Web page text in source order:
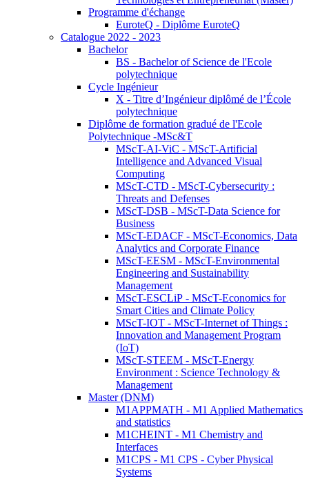
Programme d'échange
EuroteQ - Diplôme EuroteQ
Catalogue 2022 - 2023
Bachelor
BS - Bachelor of Science de l'Ecole
polytechnique
Cycle Ingénieur
X - Titre d’Ingénieur diplômé de l’École
polytechnique
Diplôme de formation gradué de l'Ecole
Polytechnique -MSc&T
MScT-AI-ViC - MScT-Artificial
Intelligence and Advanced Visual
Computing
MScT-CTD - MScT-Cybersecurity :
Threats and Defenses
MScT-DSB - MScT-Data Science for
Business
MScT-EDACF - MScT-Economics, Data
Analytics and Corporate Finance
MScT-EESM - MScT-Environmental
Engineering and Sustainability
Management
MScT-ESCLiP - MScT-Economics for
Smart Cities and Climate Policy
MScT-IOT - MScT-Internet of Things :
Innovation and Management Program
(IoT)
MScT-STEEM - MScT-Energy
Environment : Science Technology &
Management
Master (DNM)
M1APPMATH - M1 Applied Mathematics
and statistics
M1CHEINT - M1 Chemistry and
Interfaces
M1CPS - M1 CPS - Cyber Physical
Systems